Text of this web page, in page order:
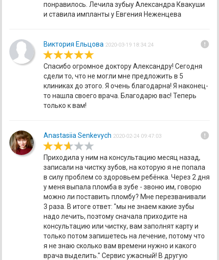
понравилось. Лечила зубыу Александра Квакуши
и ставила импланты у Евгения Неженцева
Виктория Ельцова 2020-03-19 18:34:24 error
Спасибо огромное доктору Александру! Сегодня
сдели то, что не могли мне предложить в 5
клиниках до этого. Я очень благодарна! Я наконец-
то нашла своего врача. Благодарю вас! Теперь
только к вам!
Anastasiia Senkevych 2020-02-24 09:47:03 error
Приходила у ним на консультацию месяц назад,
записали на чистку зубов, на которую я не попала
в силу проблем со здоровьем ребёнка. Через 2 дня
у меня выпала пломба в зубе - звоню им, говорю
можно ли поставить пломбу? Мне перезванивали
3 раза. В итоге ответ: "мы не знаем какие зубы
надо лечить, поэтому сначала приходите на
консультацию или чистку, вам заполнят карту и
только потом запишетесь на лечение, потому что
я не знаю сколько вам времени нужно и какого
врача выделить." Сервис ужасный! В другую